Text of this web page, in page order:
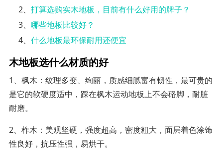
2、打算选购实木地板，目前有什么好用的牌子？
3、哪些地板比较好？
4、什么地板最环保耐用还便宜
木地板选什么材质的好
1、枫木：纹理多变、绚丽，质感细腻富有韧性，最可贵的
是它的软硬度适中，踩在枫木运动地板上不会硌脚，耐脏
耐磨。
2、柞木：美观坚硬，强度超高，密度粗大，面层着色涂饰
性良好，抗压性强，易烘干。